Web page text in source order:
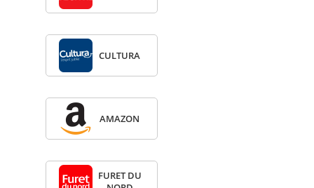
CULTURA
AMA­ZON
FURET DU